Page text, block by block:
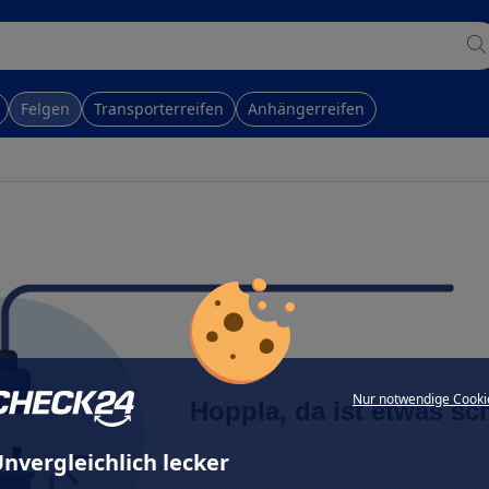
Nur notwendige
lecker
Felgen Transporterreifen Anhängerreifen
Hoppla, da ist etwas